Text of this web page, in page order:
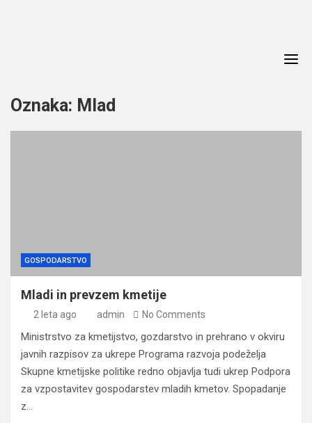
Oznaka: Mlad
GOSPODARSTVO
Mladi in prevzem kmetije
2 leta ago admin No Comments
Ministrstvo za kmetijstvo, gozdarstvo in prehrano v okviru
javnih razpisov za ukrepe Programa razvoja podeželja
Skupne kmetijske politike redno objavlja tudi ukrep Podpora
za vzpostavitev gospodarstev mladih kmetov. Spopadanje
z…